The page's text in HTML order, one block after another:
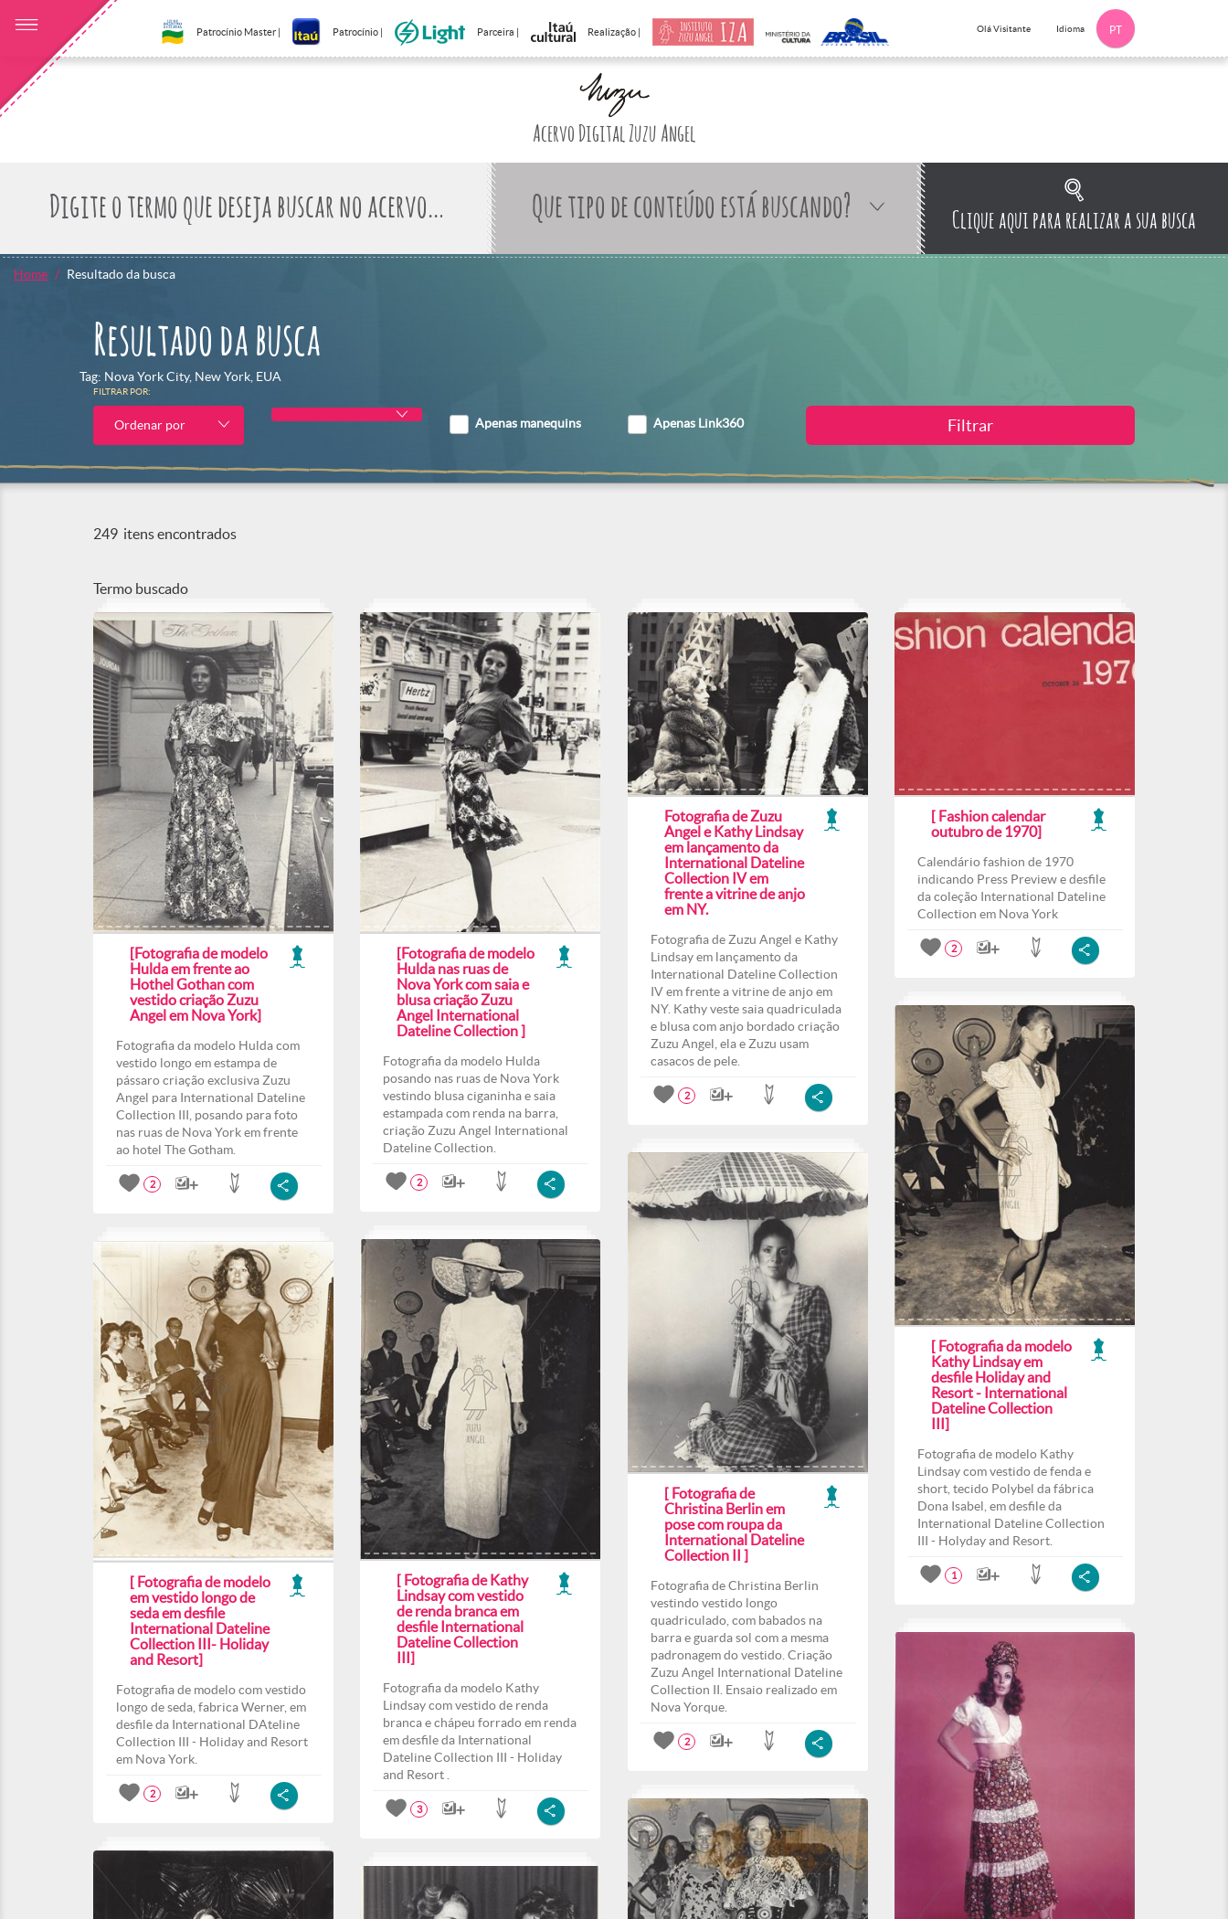
Patrocínio Master | Patrocínio | Parceira | Realização | Olá Visitante Idioma PT
Acervo Digital Zuzu Angel
Que tipo de conteúdo está buscando? Clique aqui para realizar a sua busca
Home Resultado da busca
Resultado da busca
Tag: Nova York City, New York, EUA
FILTRAR POR:
Ordenar por Apenas manequins Apenas Link360
249 itens encontrados
Termo buscado
[Fotografia de modelo
Hulda em frente ao
Hothel Gothan com
vestido criação Zuzu
Angel em Nova York]
Fotografia da modelo Hulda com
vestido longo em estampa de
pássaro criação exclusiva Zuzu
Angel para International Dateline
Collection III, posando para foto
nas ruas de Nova York em frente
ao hotel The Gotham.
2
[Fotografia de modelo
Hulda nas ruas de
Nova York com saia e
blusa criação Zuzu
Angel International
Dateline Collection ]
Fotografia da modelo Hulda
posando nas ruas de Nova York
vestindo blusa ciganinha e saia
estampada com renda na barra,
criação Zuzu Angel International
Dateline Collection.
2
Fotografia de Zuzu
Angel e Kathy Lindsay
em lançamento da
International Dateline
Collection IV em
frente a vitrine de anjo
em NY.
Fotografia de Zuzu Angel e Kathy
Lindsay em lançamento da
International Dateline Collection
IV em frente a vitrine de anjo em
NY. Kathy veste saia quadriculada
e blusa com anjo bordado criação
Zuzu Angel, ela e Zuzu usam
casacos de pele.
2
[ Fashion calendar
outubro de 1970]
Calendário fashion de 1970
indicando Press Preview e desfile
da coleção International Dateline
Collection em Nova York
2
[ Fotografia da modelo
Kathy Lindsay em
desfile Holiday and
Resort - International
Dateline Collection
III]
Fotografia de modelo Kathy
Lindsay com vestido de fenda e
short, tecido Polybel da fábrica
Dona Isabel, em desfile da
International Dateline Collection
III - Holyday and Resort.
1
[ Fotografia de
Christina Berlin em
pose com roupa da
International Dateline
Collection II ]
Fotografia de Christina Berlin
vestindo vestido longo
quadriculado, com babados na
barra e guarda sol com a mesma
padronagem do vestido. Criação
Zuzu Angel International Dateline
Collection II. Ensaio realizado em
Nova Yorque.
2
[ Fotografia de Kathy
Lindsay com vestido
de renda branca em
desfile International
Dateline Collection
III]
Fotografia da modelo Kathy
Lindsay com vestido de renda
branca e chápeu forrado em renda
em desfile da International
Dateline Collection III - Holiday
and Resort .
3
[ Fotografia de modelo
em vestido longo de
seda em desfile
International Dateline
Collection III- Holiday
and Resort]
Fotografia de modelo com vestido
longo de seda, fabrica Werner, em
desfile da International DAteline
Collection III - Holiday and Resort
em Nova York.
2